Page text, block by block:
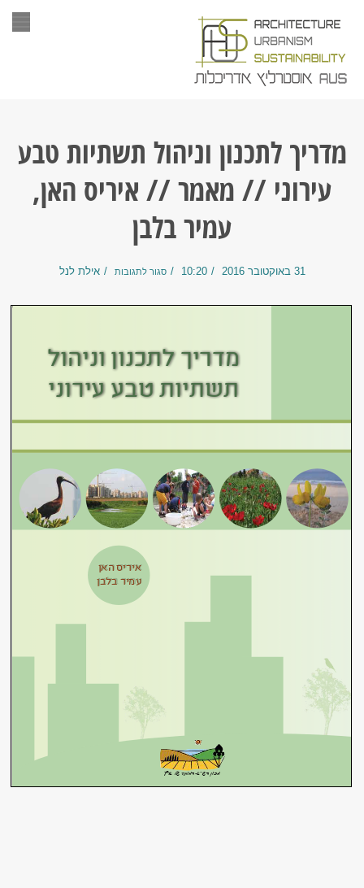
מדריך לתכנון וניהול תשתיות טבע
עירוני // מאמר // איריס האן,
עמיר בלבן
31 באוקטובר 2016 10:20 סגור לתגובות אילת לנל